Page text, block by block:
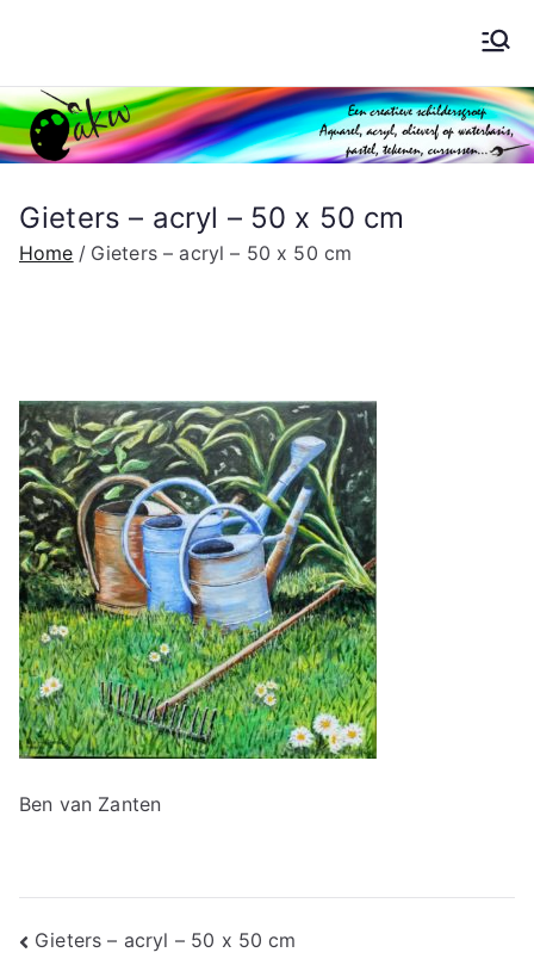
de
inhoud
Schilderen AKW
Gieters – acryl – 50 x 50 cm
Home Gieters – acryl – 50 x 50 cm
Ben van Zanten
Bericht
Gieters – acryl – 50 x 50 cm